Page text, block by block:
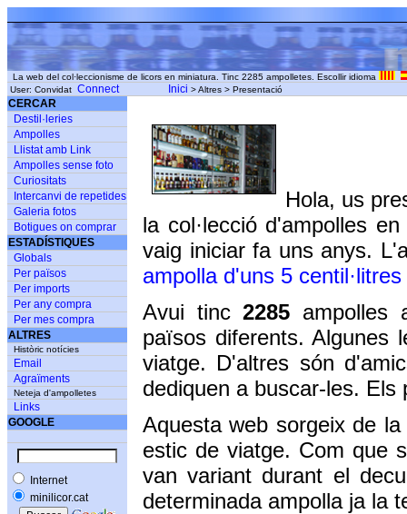
La web del col·leccionisme de licors en miniatura. Tinc 2285 ampolletes. Escollir idioma
User: Convidat Connect Inici > Altres > Presentació
CERCAR
Destil·leries
Ampolles
Llistat amb Link
Ampolles sense foto
Curiositats
Intercanvi de repetides
Galeria fotos
Botigues on comprar
ESTADÍSTIQUES
Globals
Per països
Per imports
Per any compra
Per mes compra
ALTRES
Històric notícies
Email
Agraïments
Neteja d'ampolletes
Links
GOOGLE
Internet
minilicor.cat
Hola, us
la col·lecció d'ampolles
vaig iniciar fa uns anys.
ampolla d'uns 5 centil·litres
Avui tinc2285 ampolles
països diferents. Algunes
viatge. D'altres són
dediquen a buscar-les.
Aquesta web sorgeix de
estic de viatge. Com que
van variant durant el
determinada ampolla ja la